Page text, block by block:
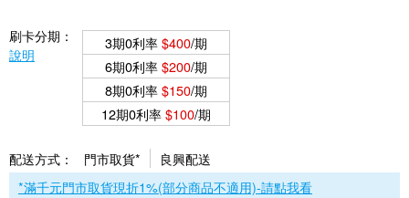
刷卡分期：
說明
3期0利率$400/期
6期0利率$200/期
8期0利率$150/期
12期0利率$100/期
配送方式： 門市取貨*
良興配送
*滿千元門市取貨現折1%(部分商品不適用)-請點我看